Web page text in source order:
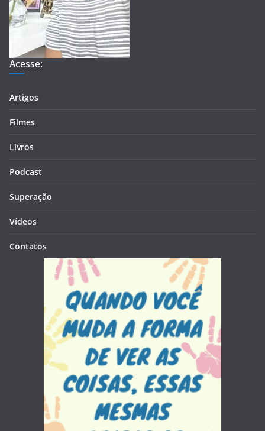
Acesse:
Artigos
Filmes
Livros
Podcast
Superação
Vídeos
Contatos